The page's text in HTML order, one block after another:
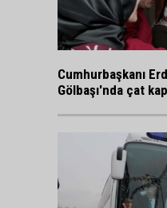
Cumhurbaşkanı
Gölbaşı'nda çat